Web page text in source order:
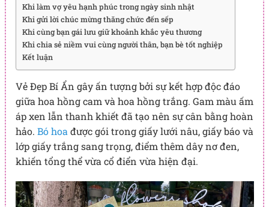
Khi làm vợ yêu hạnh phúc trong ngày sinh nhật
Khi gửi lời chúc mừng thăng chức đến sếp
Khi cùng bạn gái lưu giữ khoảnh khắc yêu thương
Khi chia sẻ niềm vui cùng người thân, bạn bè tốt nghiệp
Kết luận
Vẻ Đẹp Bí Ẩn gây ấn tượng bởi sự kết hợp độc đáo
giữa hoa hồng cam và hoa hồng trắng. Gam màu ấm
áp xen lẫn thanh khiết đã tạo nên sự cân bằng hoàn
hảo. Bó hoa được gói trong giấy lưới nâu, giấy báo và
lớp giấy trắng sang trọng, điểm thêm dây nơ đen,
khiến tổng thể vừa cổ điển vừa hiện đại.